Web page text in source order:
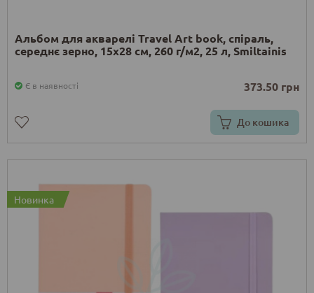
Альбом для акварелі Travel Art book, спіраль,
середнє зерно, 15х28 см, 260 г/м2, 25 л, Smiltainis
Є в наявності 373.50 грн
До кошика
Новинка